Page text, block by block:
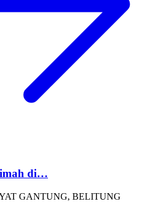
di…
GANTUNG, BELITUNG